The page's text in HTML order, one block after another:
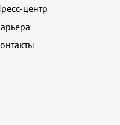
центр